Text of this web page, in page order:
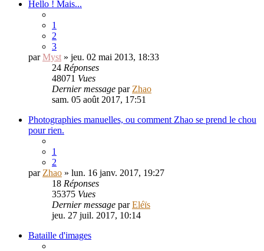
Hello ! Mais...
1
2
3
parMyst » jeu. 02 mai 2013, 18:33
24 Réponses
48071 Vues
Dernier message par Zhao
sam. 05 août 2017, 17:51
Photographies manuelles, ou comment Zhao se prend le chou
pour rien.
1
2
par Zhao » lun. 16 janv. 2017, 19:27
18 Réponses
35375 Vues
Dernier message parEléïs
jeu. 27 juil. 2017, 10:14
Bataille d'images